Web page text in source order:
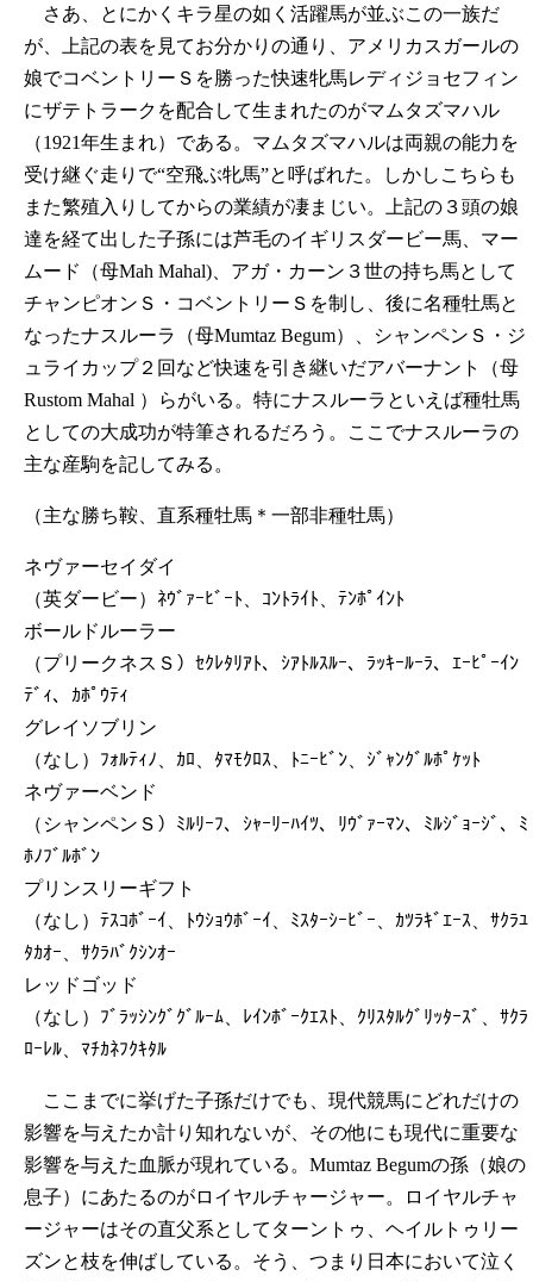
さあ、とにかくキラ星の如く活躍馬が並ぶこの一族だ
が、上記の表を見てお分かりの通り、アメリカスガールの
娘でコベントリーＳを勝った快速牝馬レディジョセフィン
にザテトラークを配合して生まれたのがマムタズマハル
（1921年生まれ）である。マムタズマハルは両親の能力を
受け継ぐ走りで“空飛ぶ牝馬”と呼ばれた。しかしこちらも
また繁殖入りしてからの業績が凄まじい。上記の３頭の娘
達を経て出した子孫には芦毛のイギリスダービー馬、マー
ムード（母Mah Mahal)、アガ・カーン３世の持ち馬として
チャンピオンＳ・コベントリーＳを制し、後に名種牡馬と
なったナスルーラ（母Mumtaz Begum）、シャンペンＳ・ジ
ュライカップ２回など快速を引き継いだアバーナント（母
Rustom Mahal ）らがいる。特にナスルーラといえば種牡馬
としての大成功が特筆されるだろう。ここでナスルーラの
主な産駒を記してみる。
（主な勝ち鞍、直系種牡馬＊一部非種牡馬）
ネヴァーセイダイ
（英ダービー）ﾈｳﾞｧｰﾋﾞｰﾄ、ｺﾝﾄﾗｲﾄ、ﾃﾝﾎﾟｲﾝﾄ
ボールドルーラー
（プリークネスＳ）ｾｸﾚﾀﾘｱﾄ、ｼｱﾄﾙｽﾙｰ、ﾗｯｷｰﾙｰﾗ、ｴｰﾋﾟｰｲﾝ
ﾃﾞｨ、ｶﾎﾟｳﾃｨ
グレイソブリン
（なし）ﾌｫﾙﾃｨﾉ、ｶﾛ、ﾀﾏﾓｸﾛｽ、ﾄﾆｰﾋﾞﾝ、ｼﾞｬﾝｸﾞﾙﾎﾟｹｯﾄ
ネヴァーベンド
（シャンペンＳ）ﾐﾙﾘｰﾌ、ｼｬｰﾘｰﾊｲﾂ、ﾘｳﾞｧｰﾏﾝ、ﾐﾙｼﾞｮｰｼﾞ、ﾐ
ﾎﾉﾌﾞﾙﾎﾞﾝ
プリンスリーギフト
（なし）ﾃｽｺﾎﾞｰｲ、ﾄｳｼｮｳﾎﾞｰｲ、ﾐｽﾀｰｼｰﾋﾞｰ、ｶﾂﾗｷﾞｴｰｽ、ｻｸﾗﾕ
ﾀｶｵｰ、ｻｸﾗﾊﾞｸｼﾝｵｰ
レッドゴッド
（なし）ﾌﾞﾗｯｼﾝｸﾞｸﾞﾙｰﾑ、ﾚｲﾝﾎﾞｰｸｴｽﾄ、ｸﾘｽﾀﾙｸﾞﾘｯﾀｰｽﾞ、ｻｸﾗ
ﾛｰﾚﾙ、ﾏﾁｶﾈﾌｸｷﾀﾙ
ここまでに挙げた子孫だけでも、現代競馬にどれだけの
影響を与えたか計り知れないが、その他にも現代に重要な
影響を与えた血脈が現れている。Mumtaz Begumの孫（娘の
息子）にあたるのがロイヤルチャージャー。ロイヤルチャ
ージャーはその直父系としてターントゥ、ヘイルトゥリー
ズンと枝を伸ばしている。そう、つまり日本において泣く